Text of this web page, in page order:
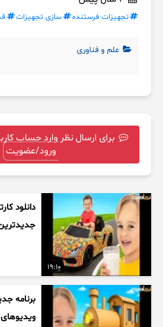
تجهیزات فرستنده سازی تجهیزات
علم و فناوری
برای ارسال نظر وارد حساب
ورود/عضویت
19:10
دانلود
برنامه